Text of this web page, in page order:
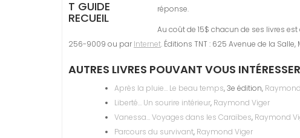
réponse.
Au coût de 15$ chacun de ses livres
256-9009 ou par Internet. Éditions TNT : 625 Avenue de la Salle,
AUTRES LIVRES POUVANT VOUS INTÉRESSER
Après la pluie… Le beau temps, 3e édition,
Liberté… Un sourire intérieur, Raymond Viger
Vanessa… Voyages dans les Caraïbes, Raymond
Parcours du survivant, Raymond Viger